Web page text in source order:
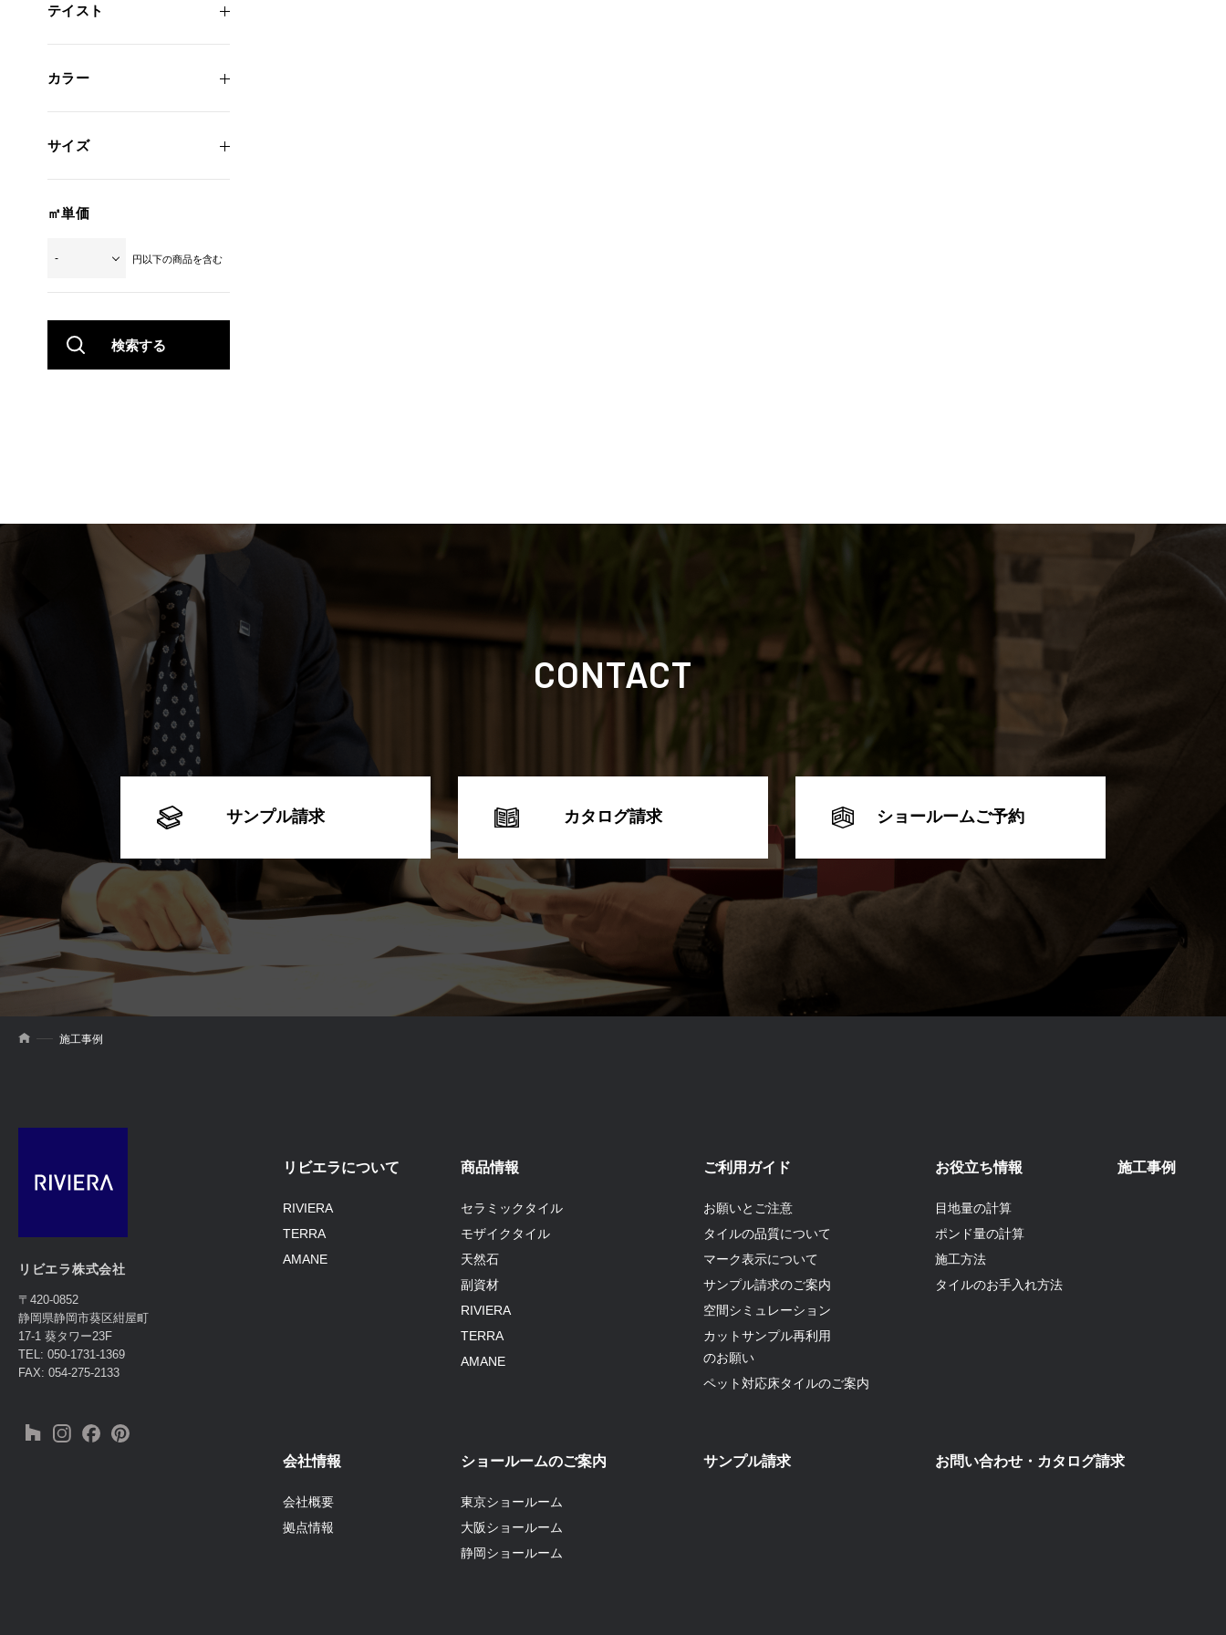
テイスト
カラー
サイズ
㎡単価
円以下の商品を含む
CONTACT
サンプル請求 カタログ請求 ショールームご予約
施工事例
リビエラ株式会社
〒420-0852
静岡県静岡市葵区紺屋町
17-1 葵タワー23F
TEL: 050-1731-1369
FAX: 054-275-2133
リビエラについて
RIVIERA
TERRA
AMANE
商品情報
セラミックタイル
モザイクタイル
天然石
副資材
RIVIERA
TERRA
AMANE
ご利用ガイド
お願いとご注意
タイルの品質について
マーク表示について
サンプル請求のご案内
空間シミュレーション
カットサンプル再利用
のお願い
ペット対応床タイルのご案内
お役立ち情報
目地量の計算
ポンド量の計算
施工方法
タイルのお手入れ方法
施工事例
会社情報
会社概要
拠点情報
ショールームのご案内
東京ショールーム
大阪ショールーム
静岡ショールーム
サンプル請求 お問い合わせ・カタログ請求